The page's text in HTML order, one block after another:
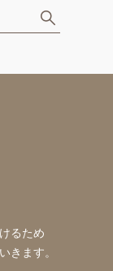
るため
きます。